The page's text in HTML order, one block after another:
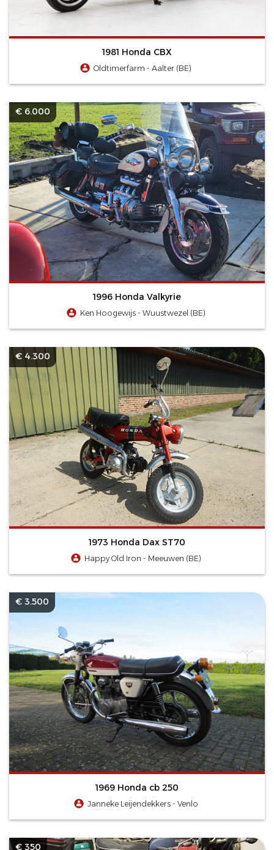
1981 Honda CBX
Oldtimerfarm - Aalter (BE)
€ 6.000
1996 Honda Valkyrie
Ken Hoogewijs - Wuustwezel (BE)
€ 4.300
1973 Honda Dax ST70
Happy Old Iron - Meeuwen (BE)
€ 3.500
1969 Honda cb 250
Janneke Leijendekkers - Venlo
€ 350